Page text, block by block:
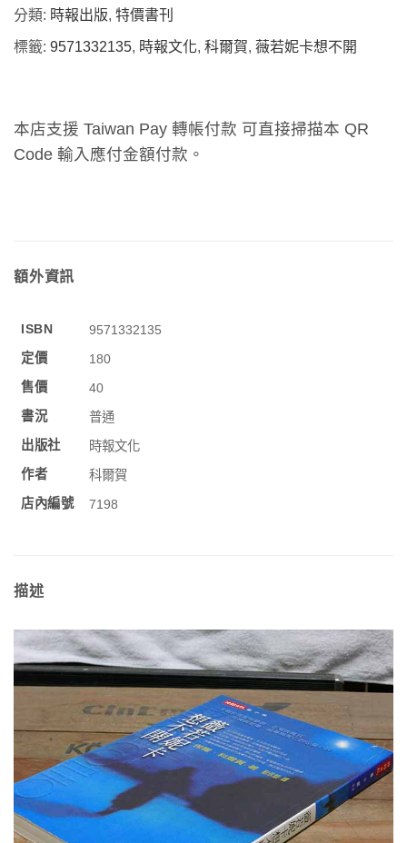
分類: 時報出版, 特價書刊
標籤: 9571332135, 時報文化, 科爾賀, 薇若妮卡想不開
本店支援 Taiwan Pay 轉帳付款 可直接掃描本 QR
Code 輸入應付金額付款。
額外資訊
ISBN
9571332135
定價
180
售價
40
書況
普通
出版社
時報文化
作者
科爾賀
店內編號
7198
描述